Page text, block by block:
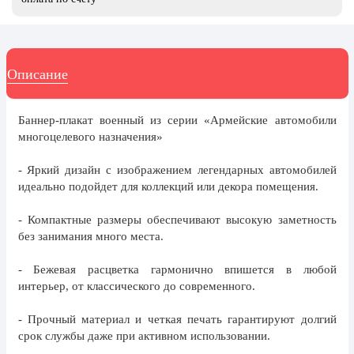
благоустройству
День геолога (первое воскресенье
апреля)
Светлая Пасха
12 апреля, День космонавтики
18 апреля, Дни исторического и
культурного наследия
6 мая, День герба и флага города
9 мая, День Победы
Описание
Баннер-плакат военный из серии «Армейские автомобили
многоцелевого назначения»
- Яркий дизайн с изображением легендарных автомобилей
идеально подойдет для коллекций или декора помещения.
- Компактные размеры обеспечивают высокую заметность
без занимания много места.
- Бежевая расцветка гармонично впишется в любой
интерьер, от классического до современного.
- Прочный материал и четкая печать гарантируют долгий
срок службы даже при активном использовании.